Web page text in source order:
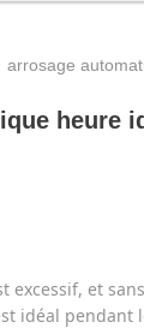
heure
excessif, et
idéal pendant